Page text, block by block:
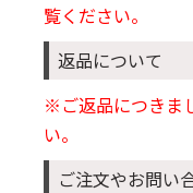
覧ください。
返品について
※ご返品につきま
い。
ご注文やお問い